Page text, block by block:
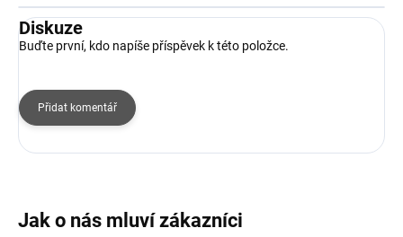
Diskuze
Buďte první, kdo napíše příspěvek k této položce.
Přidat komentář